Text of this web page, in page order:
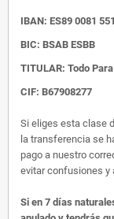
IBAN: ES89 0081
BIC: BSAB ESBB
TITULAR: Todo
CIF: B67908277
Si eliges esta clase
la transferencia se
pago a nuestro
evitar confusiones y
Si en 7 días